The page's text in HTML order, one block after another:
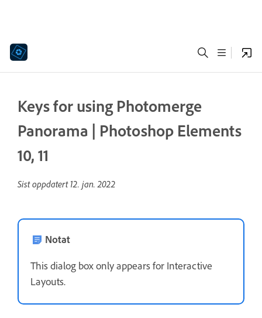
Keys for using Photomerge
Panorama | Photoshop Elements
10, 11
Sist oppdatert 12. jan. 2022
Notat
This dialog box only appears for Interactive
Layouts.